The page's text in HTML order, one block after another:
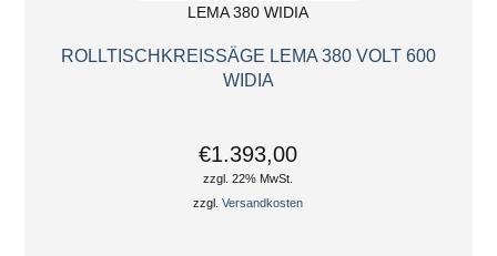
LEMA 380 WIDIA
ROLLTISCHKREISSÄGE LEMA 380 VOLT 600
WIDIA
€1.393,00
zzgl. 22% MwSt.
zzgl.Versandkosten